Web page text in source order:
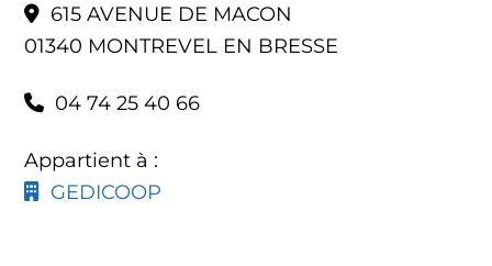
615 AVENUE DE MACON
01340 MONTREVEL EN BRESSE
04 74 25 40 66
Appartient à :
GEDICOOP